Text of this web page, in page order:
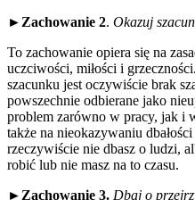
► Zachowanie 2. Okazuj
To zachowanie opiera się na
uczciwości, miłości i
szacunku jest oczywiście brak
powszechnie odbierane jako
problem zarówno w pracy, jak i
także na nieokazywaniu
rzeczywiście nie dbasz o ludzi,
robić lub nie masz na to czasu.
► Zachowanie 3. Dbaj o